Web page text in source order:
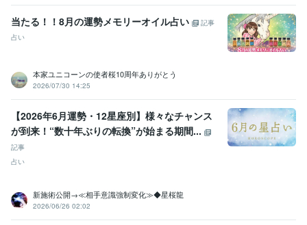
当たる！！8月の運勢メモリーオイル占い
記事
占い
本家ユニコーンの使者桜10周年ありがとう
2026/07/30 14:25
【2026年6月運勢・12星座別】様々なチャンス
が到来！“数十年ぶりの転換”が始まる期間...
記事
占い
新施術公開→≪相手意識強制変化≫◆星桜龍
2026/06/26 02:02